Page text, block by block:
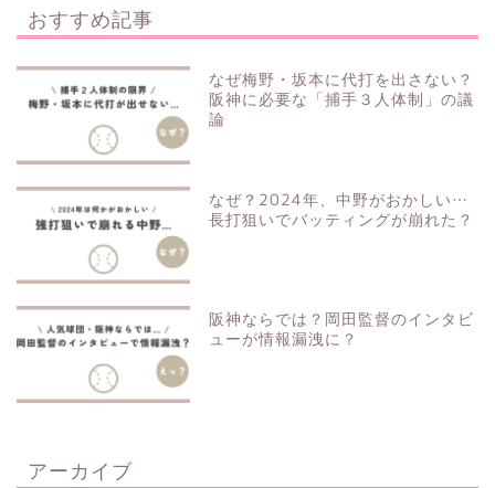
おすすめ記事
なぜ梅野・坂本に代打を出さない？
阪神に必要な「捕手３人体制」の議
論
なぜ？2024年、中野がおかしい…
長打狙いでバッティングが崩れた？
阪神ならでは？岡田監督のインタビ
ューが情報漏洩に？
アーカイブ